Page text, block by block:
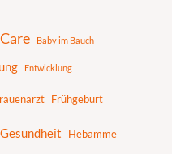
Baby im Bauch
Entwicklung
Frühgeburt
Gesundheit Hebamme